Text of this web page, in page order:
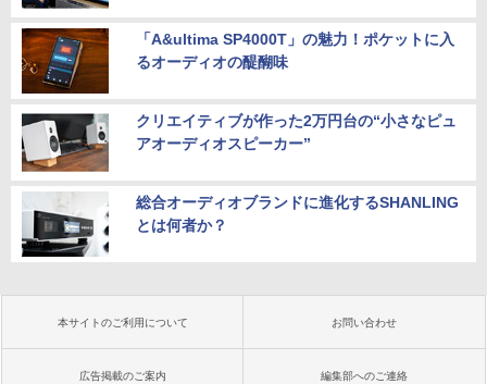
「A&ultima SP4000T」の魅力！ポケットに入
るオーディオの醍醐味
クリエイティブが作った2万円台の“小さなピュ
アオーディオスピーカー”
総合オーディオブランドに進化するSHANLING
とは何者か？
本サイトのご利用について お問い合わせ
広告掲載のご案内 編集部へのご連絡